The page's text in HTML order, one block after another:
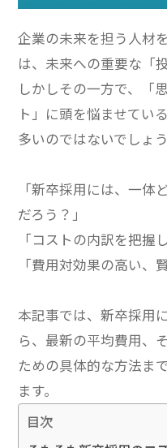
企業の未来を担う人材
は、未来への重要な「
しかしその一方で、「
ト」に頭を悩ませてい
多いのではないでしょう
「新卒採用には、一体
だろう？」
「コストの内訳を把握
「費用対効果の高い、
本記事では、新卒採用
ら、最新の平均費用、
ための具体的な方法ま
ます。
目次